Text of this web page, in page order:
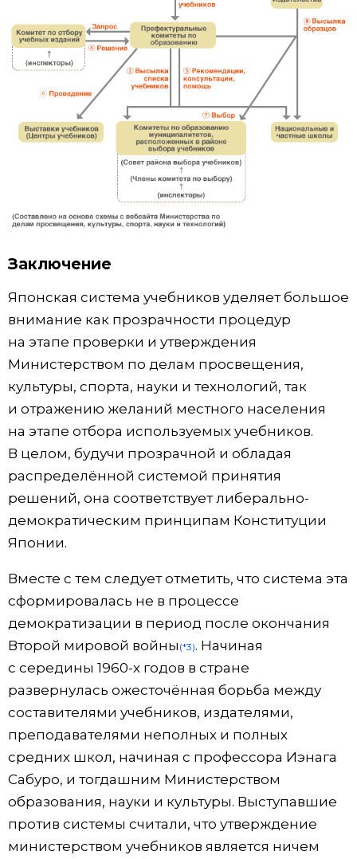
Заключение
Японская система учебников уделяет большое
внимание как прозрачности процедур
на этапе проверки и утверждения
Министерством по делам просвещения,
культуры, спорта, науки и технологий, так
и отражению желаний местного населения
на этапе отбора используемых учебников.
В целом, будучи прозрачной и обладая
распределённой системой принятия
решений, она соответствует либерально-
демократическим принципам Конституции
Японии.
Вместе с тем следует отметить, что система эта
сформировалась не в процессе
демократизации в период после окончания
Второй мировой войны (*3). Начиная
с середины 1960-х годов в стране
развернулась ожесточённая борьба между
составителями учебников, издателями,
преподавателями неполных и полных
средних школ, начиная с профессора Иэнага
Сабуро, и тогдашним Министерством
образования, науки и культуры. Выступавшие
против системы считали, что утверждение
министерством учебников является ничем